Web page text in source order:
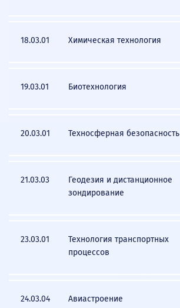
18.03.01 Химическая технология
19.03.01 Биотехнология
20.03.01 Техносферная безопасность
21.03.03
Геодезия и дистанционное
зондирование
23.03.01
Технология транспортных
процессов
24.03.04 Авиастроение